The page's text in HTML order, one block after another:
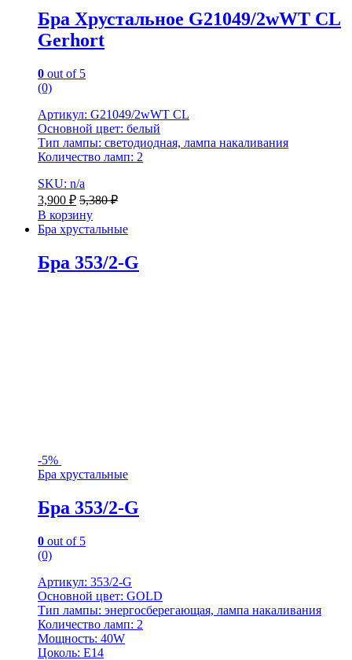
Бра Хрустальное G21049/2wWT CL
Gerhort
0 out of 5
(0)
Артикул: G21049/2wWT CL
Основной цвет: белый
Тип лампы: светодиодная, лампа накаливания
Количество ламп: 2
SKU: n/a
3,900 ₽ 5,380₽
В корзину
Бра хрустальные
Бра 353/2-G
-5%
Бра хрустальные
Бра 353/2-G
0 out of 5
(0)
Артикул: 353/2-G
Основной цвет: GOLD
Тип лампы: энергосберегающая, лампа накаливания
Количество ламп: 2
Мощность: 40W
Цоколь: Е14